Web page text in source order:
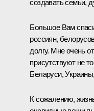
создавать семьи,
Большое Вам
россиян,
долгу. Мне очень
присутствуют не
Беларуси,
К сожалению,